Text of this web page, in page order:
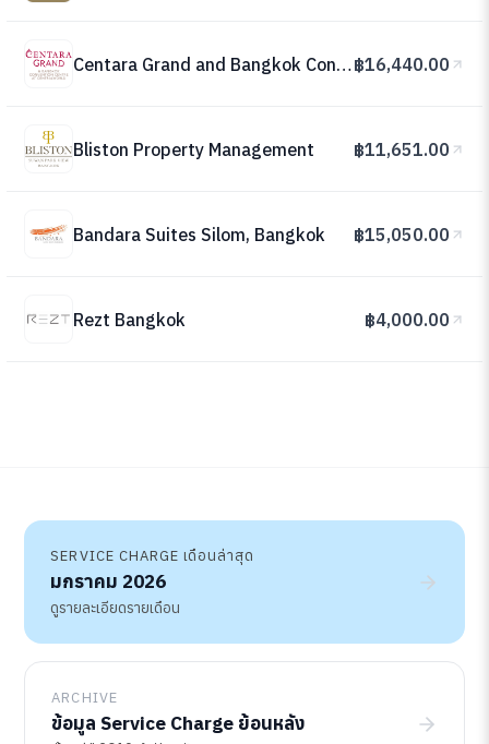
Centara Grand and Bangkok Convention Centre at CentralWorld฿16,440.00
Bliston Property Management ฿11,651.00
Bandara Suites Silom, Bangkok ฿15,050.00
Rezt Bangkok ฿4,000.00
SERVICE CHARGE เดือนล่าสุด
มกราคม 2026
ดูรายละเอียดรายเดือน
ARCHIVE
ข้อมูล Service Charge ย้อนหลัง